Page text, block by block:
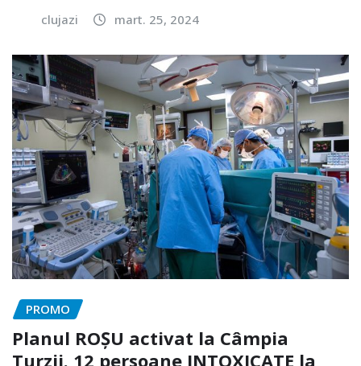
clujazi mart. 25, 2024
PROMO
Planul ROȘU activat la Câmpia
Turzii. 12 persoane INTOXICATE la